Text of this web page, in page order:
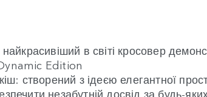
в світі кросовер
Edition
створений з ідеєю елегантної
незабутній досвід за будь-